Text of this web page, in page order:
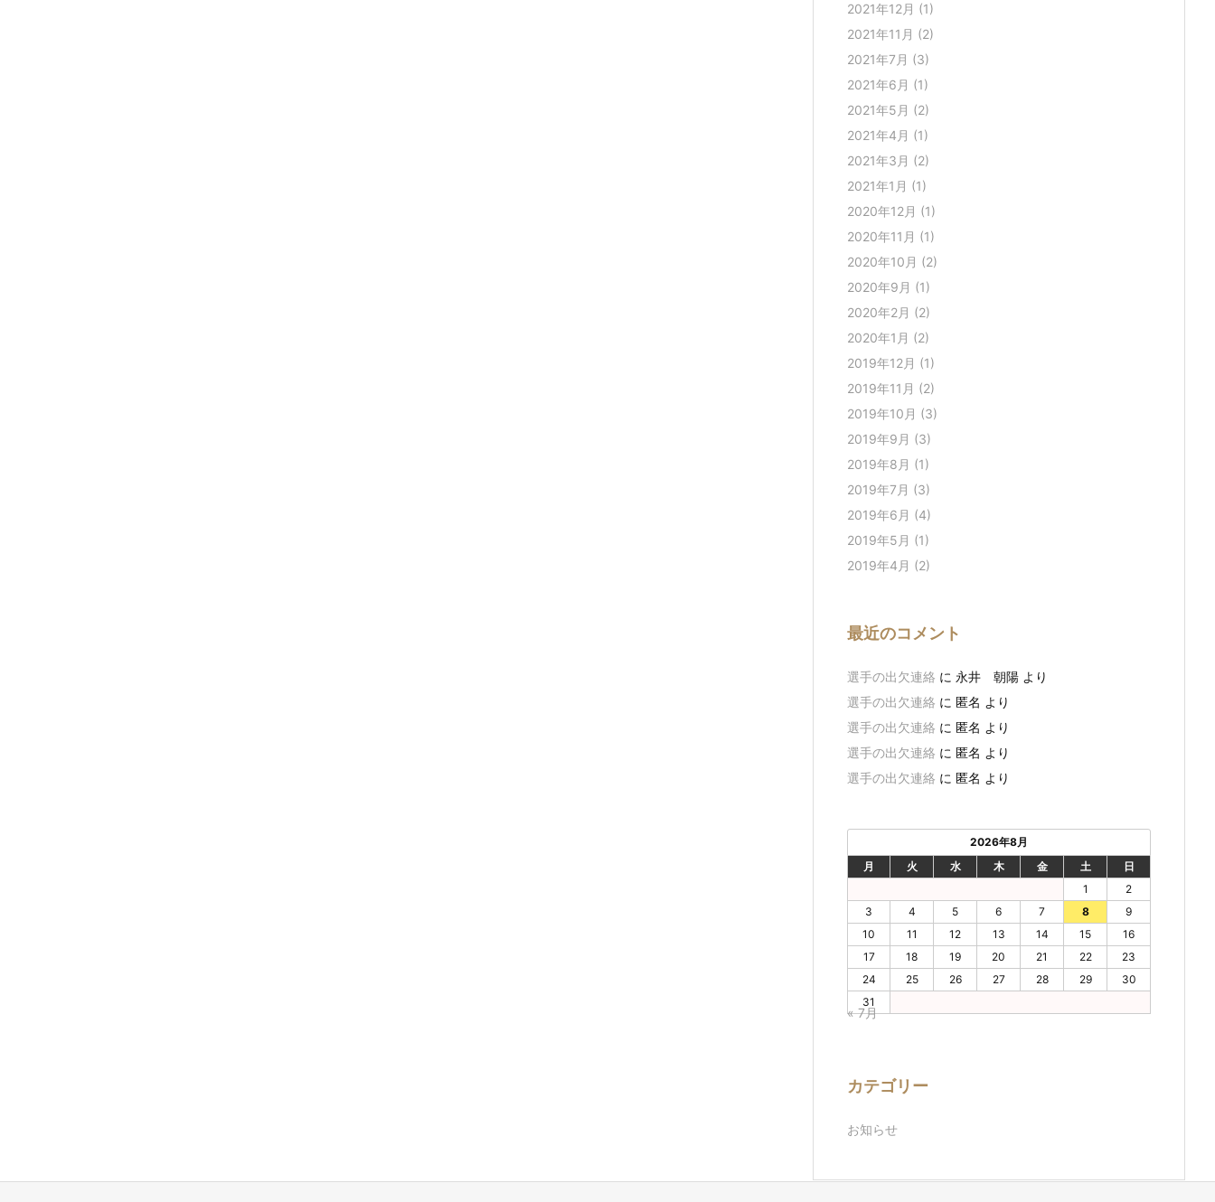
2021年12月 (1)
2021年11月 (2)
2021年7月 (3)
2021年6月 (1)
2021年5月 (2)
2021年4月 (1)
2021年3月 (2)
2021年1月 (1)
2020年12月 (1)
2020年11月 (1)
2020年10月 (2)
2020年9月 (1)
2020年2月 (2)
2020年1月 (2)
2019年12月 (1)
2019年11月 (2)
2019年10月 (3)
2019年9月 (3)
2019年8月 (1)
2019年7月 (3)
2019年6月 (4)
2019年5月 (1)
2019年4月 (2)
最近のコメント
選手の出欠連絡 に 永井 朝陽 より
選手の出欠連絡 に 匿名 より
選手の出欠連絡 に 匿名 より
選手の出欠連絡 に 匿名 より
選手の出欠連絡 に 匿名 より
2026年8月
月
火 水 木 金 土
日
1
2
3
4 5 6 7 8
9
10
11 12 13 14 15
16
17
18 19 20 21 22
23
24
25 26 27 28 29
30
31
« 7月
カテゴリー
お知らせ